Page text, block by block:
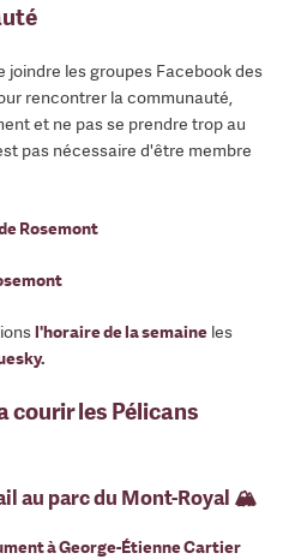
les groupes Facebook des
rencontrer la communauté,
et ne pas se prendre trop au
pas nécessaire d'être membre
Rosemont
l'horaire de la semaineles
.
courir les Pélicans
au parc du Mont-Royal 🏔
à George-Étienne Cartier